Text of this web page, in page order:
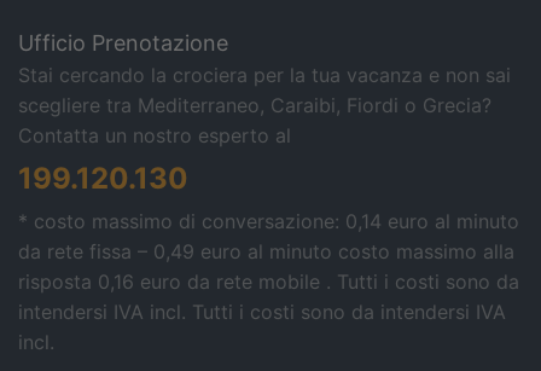
Ufficio Prenotazione
Stai cercando la crociera per la tua vacanza e non sai
scegliere tra Mediterraneo, Caraibi, Fiordi o Grecia?
Contatta un nostro esperto al
199.120.130
* costo massimo di conversazione: 0,14 euro al minuto
da rete fissa – 0,49 euro al minuto costo massimo alla
risposta 0,16 euro da rete mobile . Tutti i costi sono da
intendersi IVA incl. Tutti i costi sono da intendersi IVA
incl.